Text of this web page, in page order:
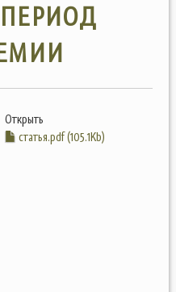
Открыть
статья.pdf (105.1Kb)